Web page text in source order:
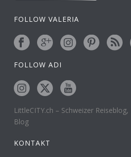
FOLLOW VALERIA
FOLLOW ADI
LittleCITY.ch – Schweizer
Blog
KONTAKT